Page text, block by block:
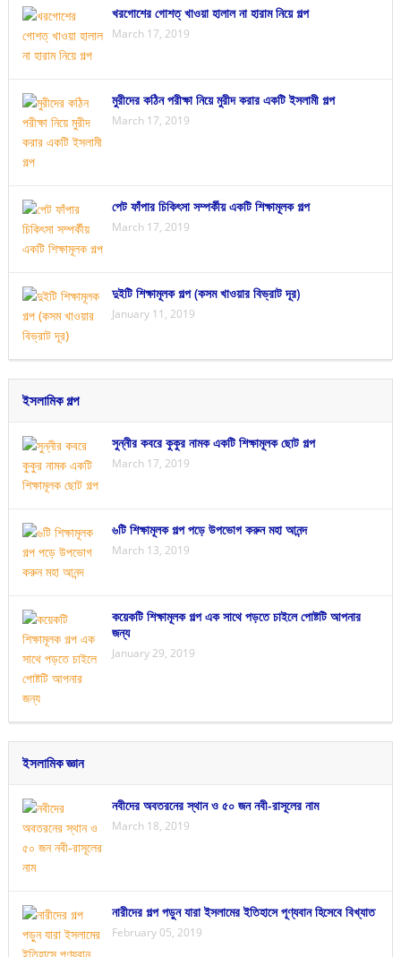
খরগোশের গোশত্ খাওয়া হালাল না হারাম নিয়ে গল্প
March 17, 2019
মুরীদের কঠিন পরীক্ষা নিয়ে মুরীদ করার একটি ইসলামী গল্প
March 17, 2019
পেট ফাঁপার চিকিৎসা সম্পর্কীয় একটি শিক্ষামূলক গল্প
March 17, 2019
দুইটি শিক্ষামূলক গল্প (কসম খাওয়ার বিভ্রাট দূর)
January 11, 2019
ইসলামিক গল্প
সুন্নীর কবরে কুকুর নামক একটি শিক্ষামূলক ছোট গল্প
March 17, 2019
৬টি শিক্ষামূলক গল্প পড়ে উপভোগ করুন মহা আনন্দ
March 13, 2019
কয়েকটি শিক্ষামূলক গল্প এক সাথে পড়তে চাইলে পোষ্টটি আপনার
জন্য
January 29, 2019
ইসলামিক জ্ঞান
নবীদের অবতরনের স্থান ও ৫০ জন নবী-রাসূলের নাম
March 18, 2019
নারীদের গল্প পড়ুন যারা ইসলামের ইতিহাসে পূণ্যবান হিসেবে বিখ্যাত
February 05, 2019